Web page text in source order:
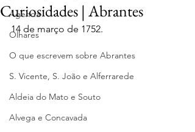
Agenda
Olhares
O que escrevem sobre Abrantes
S. Vicente, S. João e Alferrarede
Aldeia do Mato e Souto
Alvega e Concavada
Curiosidades | Abrantes
14 de março de 1752.